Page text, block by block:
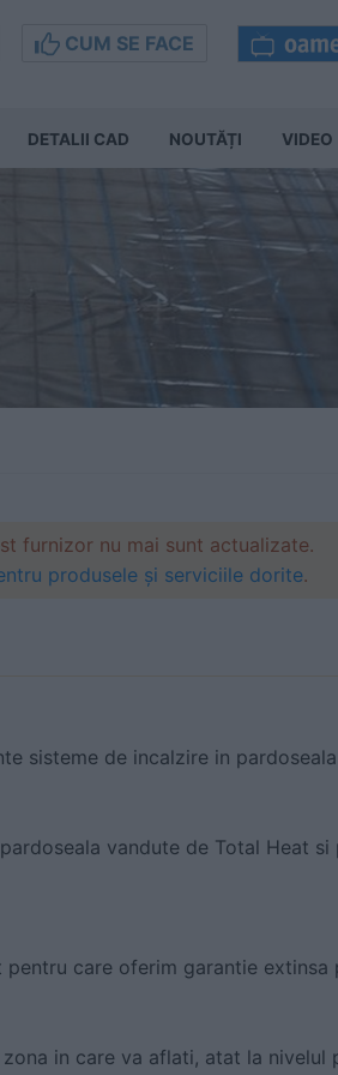
CUM SE FACE
DETALII CAD NOUTĂȚI VIDEO
furnizor nu mai sunt actualizate.
produsele și serviciile dorite.
sisteme de incalzire in
vandute de Total Heat
care oferim garantie extinsa
in care va aflati, atat la nivelul